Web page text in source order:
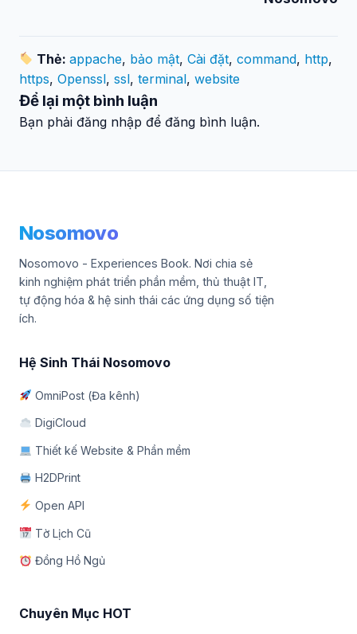
Thẻ:appache, bảo mật,Cài đặt,command, http,
https, Openssl, ssl, terminal, website
Để lại một bình luận
Bạn phải đăng nhập để đăng bình luận.
Nosomovo
Nosomovo - Experiences Book. Nơi chia sẻ
kinh nghiệm phát triển phần mềm, thủ thuật IT,
tự động hóa & hệ sinh thái các ứng dụng số tiện
ích.
Hệ Sinh Thái Nosomovo
OmniPost (Đa kênh)
DigiCloud
Thiết kế Website & Phần mềm
H2DPrint
Open API
Tờ Lịch Cũ
Đồng Hồ Ngủ
Chuyên Mục HOT